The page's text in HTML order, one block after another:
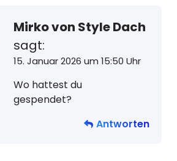
Mirko von Style Dach
sagt:
15. Januar 2026 um 15:50 Uhr
Wo hattest du
gespendet?
Antworten